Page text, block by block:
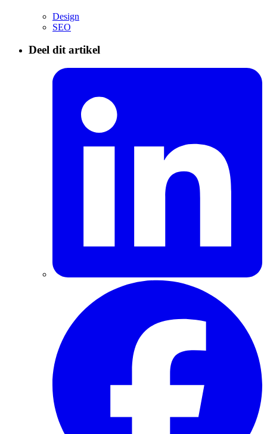
Design
SEO
Deel dit artikel